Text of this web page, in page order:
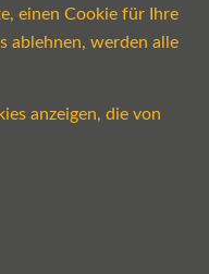
einen Cookie für Ihre
ablehnen, werden alle
anzeigen, die von